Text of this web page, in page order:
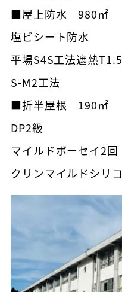
■屋上防水 980㎡
塩ビシート防水
平場S4S工法遮熱T1.5
S-M2工法
■折半屋根 190㎡
DP2級
マイルドボーセイ2回
クリンマイルドシリ